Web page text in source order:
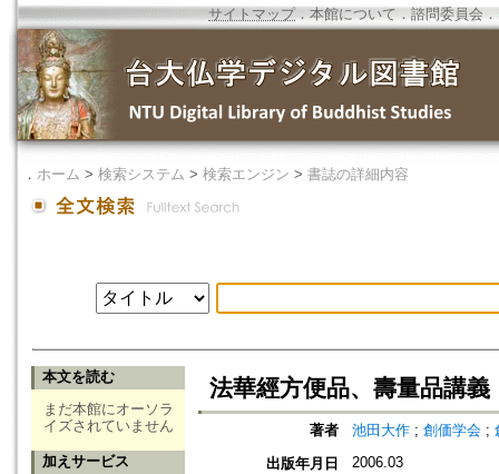
サイトマップ．本館について ． 諮問委員会 ．
． ホーム > 検索システム > 検索エンジン > 書誌の詳細内容
本文を読む
まだ本館にオーソラ
イズされていません
加えサービス
法華經方便品、壽量品講義
著者 池田大作 ; 創価学会 ;
出版年月日
2006.03